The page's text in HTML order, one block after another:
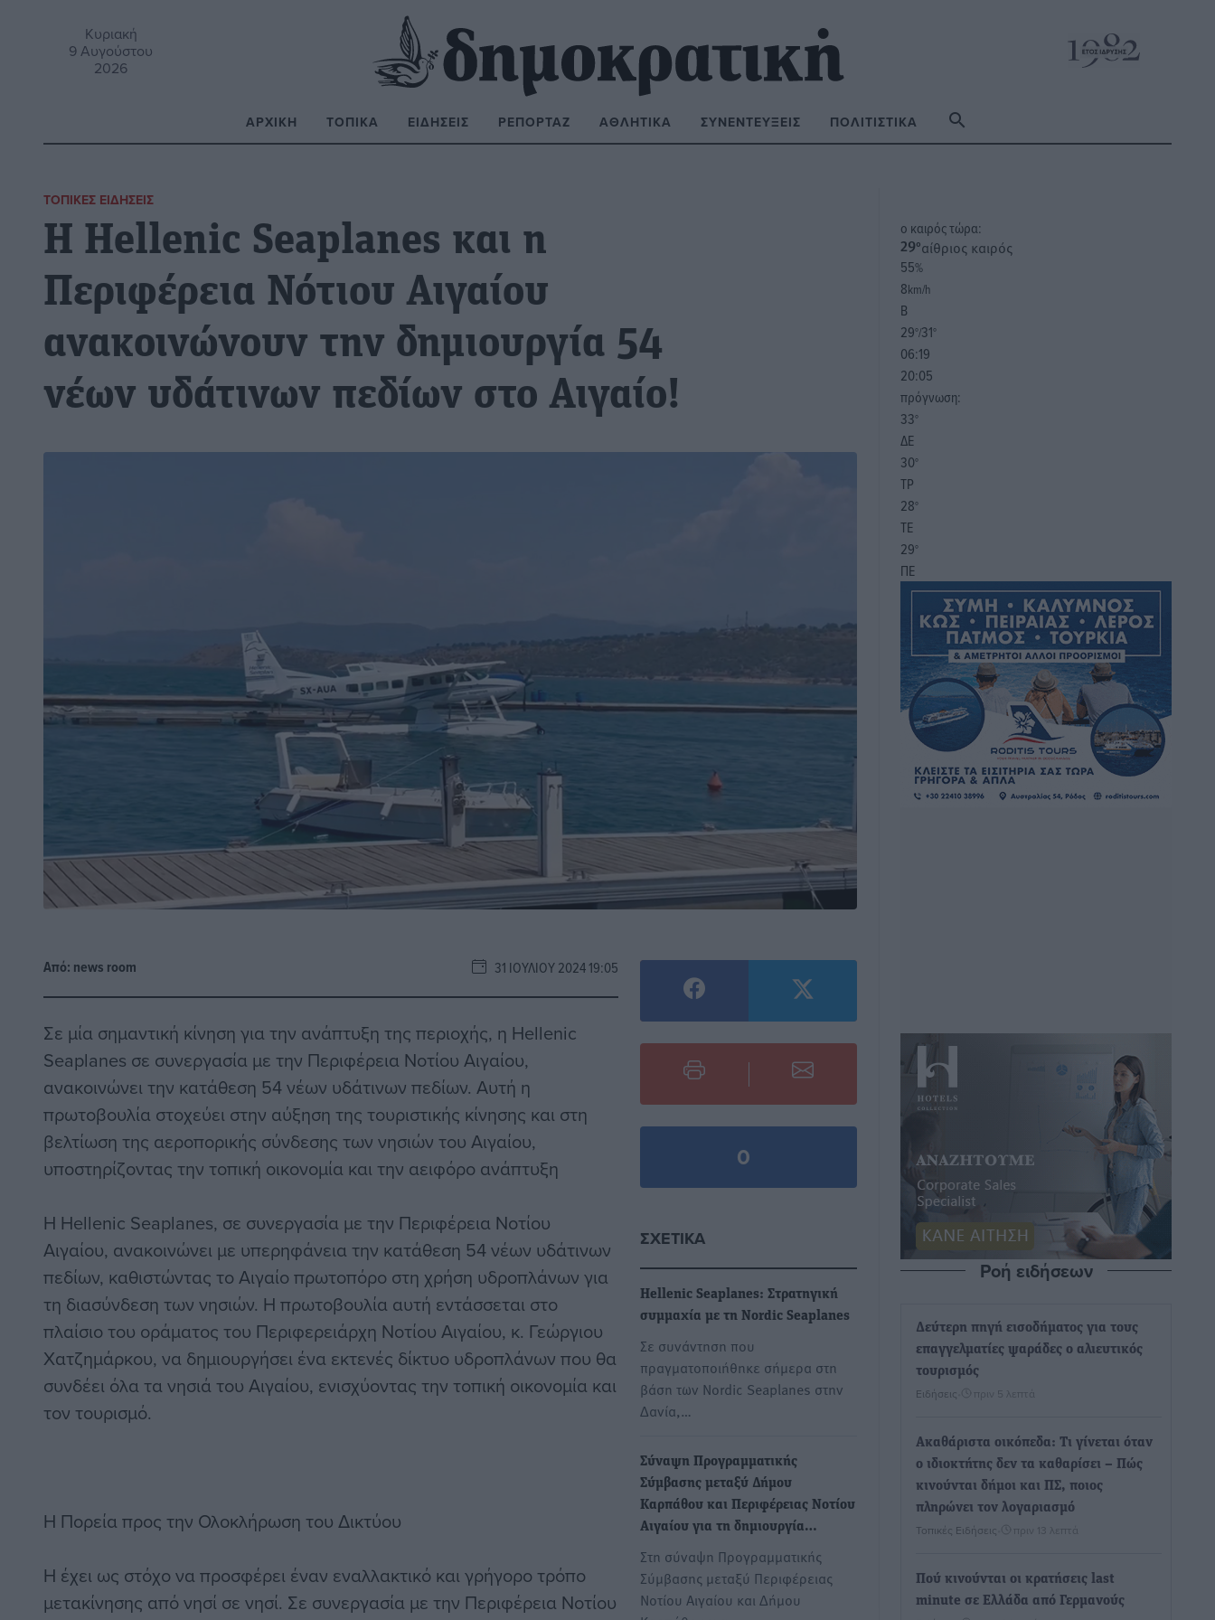
Κυριακή
9 Αυγούστου
2026
ΑΡΧΙΚΉ ΤΟΠΙΚΆ ΕΙΔΉΣΕΙΣ ΡΕΠΟΡΤΆΖ ΑΘΛΗΤΙΚΆ ΣΥΝΕΝΤΕΎΞΕΙΣ ΠΟΛΙΤΙΣΤΙΚΆ
ΤΟΠΙΚΈΣ ΕΙΔΉΣΕΙΣ
Η Hellenic Seaplanes και η
Περιφέρεια Νότιου Αιγαίου
ανακοινώνουν την δημιουργία 54
νέων υδάτινων πεδίων στο Αιγαίο!
Από: news room 31 ΙΟΥΛΊΟΥ 2024 19:05
Σε μία σημαντική κίνηση για την ανάπτυξη της περιοχής, η Hellenic
Seaplanes σε συνεργασία με την Περιφέρεια Νοτίου Αιγαίου,
ανακοινώνει την κατάθεση 54 νέων υδάτινων πεδίων. Αυτή η
πρωτοβουλία στοχεύει στην αύξηση της τουριστικής κίνησης και στη
βελτίωση της αεροπορικής σύνδεσης των νησιών του Αιγαίου,
υποστηρίζοντας την τοπική οικονομία και την αειφόρο ανάπτυξη
Η Hellenic Seaplanes, σε συνεργασία με την Περιφέρεια Νοτίου
Αιγαίου, ανακοινώνει με υπερηφάνεια την κατάθεση 54 νέων υδάτινων
πεδίων, καθιστώντας το Αιγαίο πρωτοπόρο στη χρήση υδροπλάνων για
τη διασύνδεση των νησιών. Η πρωτοβουλία αυτή εντάσσεται στο
πλαίσιο του οράματος του Περιφερειάρχη Νοτίου Αιγαίου, κ. Γεώργιου
Χατζημάρκου, να δημιουργήσει ένα εκτενές δίκτυο υδροπλάνων που θα
συνδέει όλα τα νησιά του Αιγαίου, ενισχύοντας την τοπική οικονομία και
τον τουρισμό.
Η Πορεία προς την Ολοκλήρωση του Δικτύου
Η έχει ως στόχο να προσφέρει έναν εναλλακτικό και γρήγορο τρόπο
μετακίνησης από νησί σε νησί. Σε συνεργασία με την Περιφέρεια Νοτίου
0
ΣΧΕΤΙΚΆ
Hellenic Seaplanes: Στρατηγική
συμμαχία με τη Nordic Seaplanes
Σε συνάντηση που
πραγματοποιήθηκε σήμερα στη
βάση των Nordic Seaplanes στην
Δανία,…
Σύναψη Προγραμματικής
Σύμβασης μεταξύ Δήμου
Καρπάθου και Περιφέρειας Νοτίου
Αιγαίου για τη δημιουργία…
Στη σύναψη Προγραμματικής
Σύμβασης μεταξύ Περιφέρειας
Νοτίου Αιγαίου και Δήμου
o καιρός τώρα:
29°αίθριος καιρός
55%
8km/h
Β
29°/31°
06:19
20:05
πρόγνωση:
33°
ΔΕ
30°
ΤΡ
28°
ΤΕ
29°
ΠΕ
Ροή ειδήσεων
Δεύτερη πηγή εισοδήματος για τους
επαγγελματίες ψαράδες ο αλιευτικός
τουρισμός
Ειδήσεις πριν 5 λεπτά
Ακαθάριστα οικόπεδα: Τι γίνεται όταν
ο ιδιοκτήτης δεν τα καθαρίσει – Πώς
κινούνται δήμοι και ΠΣ, ποιος
πληρώνει τον λογαριασμό
Τοπικές Ειδήσεις πριν 13 λεπτά
Πού κινούνται οι κρατήσεις last
minute σε Ελλάδα από Γερμανούς